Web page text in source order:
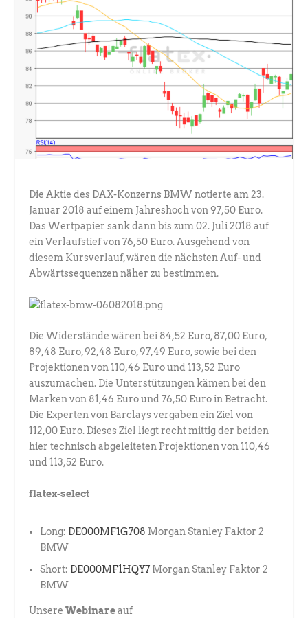
Die Aktie des DAX-Konzerns BMW notierte am 23.
Januar 2018 auf einem Jahreshoch von 97,50 Euro.
Das Wertpapier sank dann bis zum 02. Juli 2018 auf
ein Verlaufstief von 76,50 Euro. Ausgehend von
diesem Kursverlauf, wären die nächsten Auf- und
Abwärtssequenzen näher zu bestimmen.
Die Widerstände wären bei 84,52 Euro, 87,00 Euro,
89,48 Euro, 92,48 Euro, 97,49 Euro, sowie bei den
Projektionen von 110,46 Euro und 113,52 Euro
auszumachen. Die Unterstützungen kämen bei den
Marken von 81,46 Euro und 76,50 Euro in Betracht.
Die Experten von Barclays vergaben ein Ziel von
112,00 Euro. Dieses Ziel liegt recht mittig der beiden
hier technisch abgeleiteten Projektionen von 110,46
und 113,52 Euro.
flatex-select
Long: DE000MF1G708 Morgan Stanley Faktor 2
BMW
Short: DE000MF1HQY7 Morgan Stanley Faktor 2
BMW
UnsereWebinareauf